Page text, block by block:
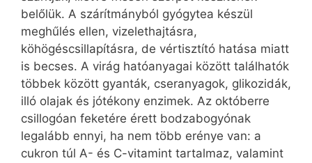
belőlük. A szárítmányból gyógytea készül
meghűlés ellen, vizelethajtásra,
köhögéscsillapításra, de vértisztító hatása miatt
is becses. A virág hatóanyagai között találhatók
többek között gyanták, cseranyagok, glikozidák,
illó olajak és jótékony enzimek. Az októberre
csillogóan feketére érett bodzabogyónak
legalább ennyi, ha nem több erénye van: a
cukron túl A- és C-vitamint tartalmaz, valamint